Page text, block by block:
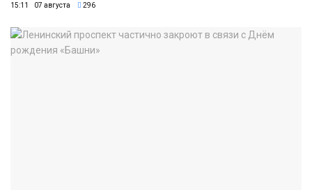
15:11 07 августа 296